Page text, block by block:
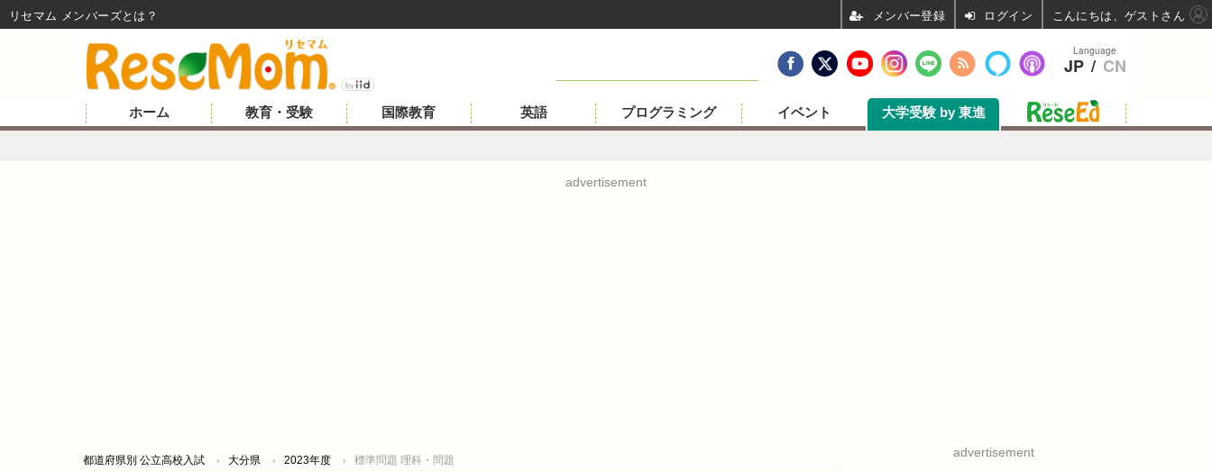
ホーム 教育・受験 国際教育 英語 プログラミング イベント 大学受験 by 東進
advertisement
都道府県別 公立高校入試 大分県 2023年度 標準問題 理科・問題
advertisement
Language
JP / CN
リセマム メンバーズ ログイン こんにちは、ゲストさん